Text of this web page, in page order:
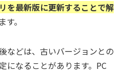
を最新版に更新することで解
。
などは、古いバージョンとの
になることがあります。PC